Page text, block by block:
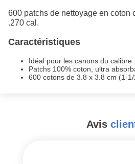
600 patchs de nettoyage en coton
.270 cal.
Caractéristiques
Idéal pour les canons du calibre
Patchs 100% coton, ultra
600 cotons de 3.8 x 3.8 cm (1-1/
Avis